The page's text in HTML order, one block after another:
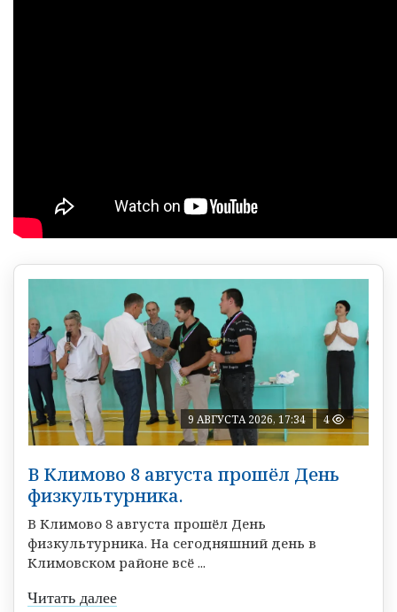
9 АВГУСТА 2026, 17:34 4
В Климово 8 августа прошёл День
физкультурника.
В Климово 8 августа прошёл День
физкультурника. На сегодняшний день в
Климовском районе всё ...
Читать далее